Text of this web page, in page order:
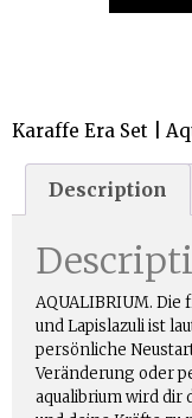
Karaffe Era Set |
Description
AQUALIBRIUM.
und Lapislazuli ist
persönliche
Veränderung oder
aqualibrium wird dir